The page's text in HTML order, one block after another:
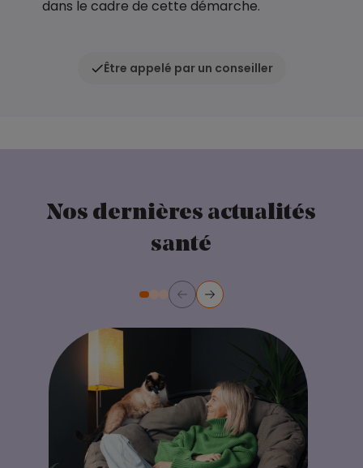
dans le cadre de cette démarche.
Être appelé par un conseiller
Nos dernières actualités
santé
Diapositive numéro 1
Diapositive numéro 2
Diapositive numéro 3
Précédent
Suivant